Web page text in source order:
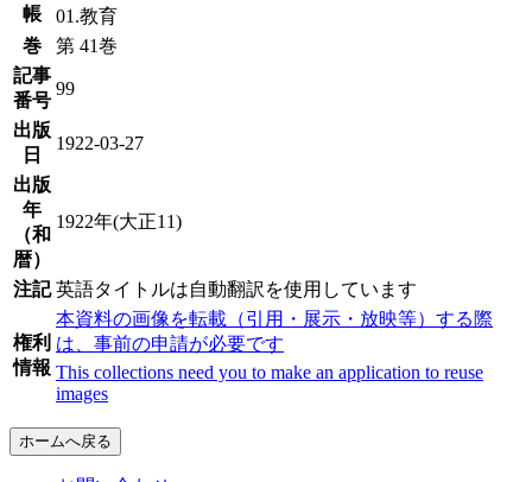
帳
01.教育
巻
第 41巻
記事
番号
99
出版
日
1922-03-27
出版
年
（和
暦）
1922年(大正11)
注記 英語タイトルは自動翻訳を使用しています
権利
情報
本資料の画像を転載（引用・展示・放映等）する際
は、事前の申請が必要です
This collections need you to make an application to reuse
images
ホームへ戻る